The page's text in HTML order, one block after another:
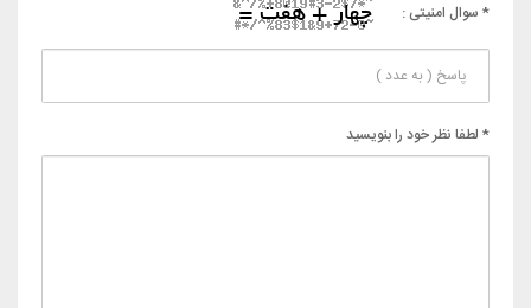
* سوال امنیتی :
* لطفا نظر خود را بنویسید